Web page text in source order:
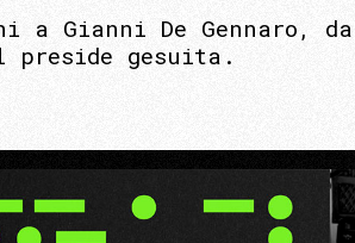
a Gianni De Gennaro,
preside gesuita.